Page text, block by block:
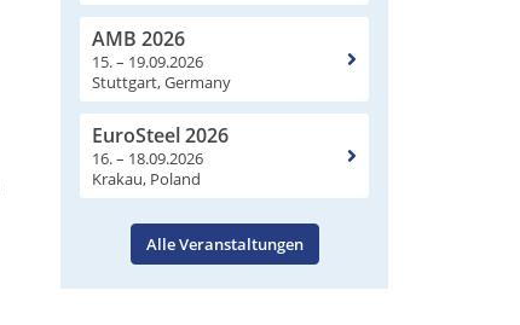
AMB 2026
15. – 19.09.2026
Stuttgart, Germany
EuroSteel 2026
16. – 18.09.2026
Krakau, Poland
Alle Veranstaltungen